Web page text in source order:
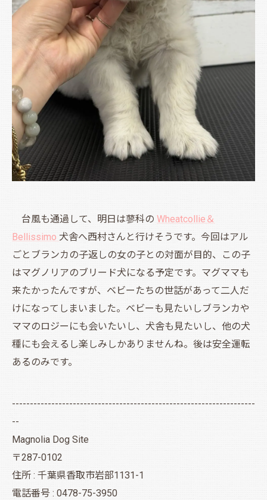
台風も通過して、明日は蓼科の Wheatcollie＆
Bellissimo 犬舎へ西村さんと行けそうです。今回はアル
ごとブランカの子返しの女の子との対面が目的、この子
はマグノリアのブリード犬になる予定です。マグママも
来たかったんですが、ベビーたちの世話があって二人だ
けになってしまいました。ベビーも見たいしブランカや
ママのロジーにも会いたいし、犬舎も見たいし、他の犬
種にも会えるし楽しみしかありませんね。後は安全運転
あるのみです。
--------------------------------------------------------------------
--
Magnolia Dog Site
〒287-0102
住所 : 千葉県香取市岩部1131-1
電話番号 : 0478-75-3950